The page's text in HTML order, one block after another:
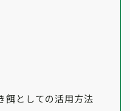
餌としての活用方法